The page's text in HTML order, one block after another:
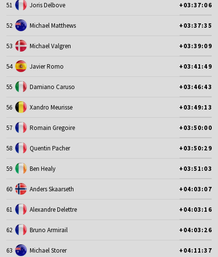
51 Joris Delbove +03:37:06
52 Michael Matthews +03:37:35
53 Michael Valgren +03:39:09
54 Javier Romo +03:41:49
55 Damiano Caruso +03:46:43
56 Xandro Meurisse +03:49:13
57 Romain Gregoire +03:50:00
58 Quentin Pacher +03:50:29
59 Ben Healy +03:51:03
60 Anders Skaarseth +04:03:07
61 Alexandre Delettre +04:03:16
62 Bruno Armirail +04:03:26
63 Michael Storer +04:11:37